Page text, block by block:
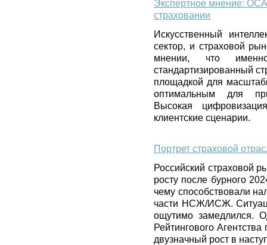
Экспертное мнение:
страховании
Искусственный
сектор, и страховой
мнении, что
стандартизированный
площадкой для
оптимальным для
Высокая
клиентские сценарии.
Портрет страховой
Российский страховой
росту после бурного
чему способствовали
части НСЖ/ИСЖ.
ощутимо замедлился.
Рейтингового
двузначный рост в